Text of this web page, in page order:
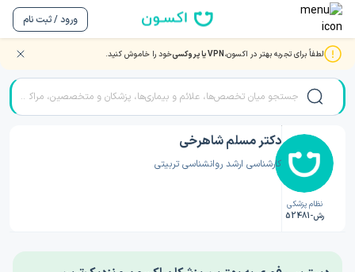
ورود / ثبت نام
لطفاً برای تجربه بهتر در اکسون،VPN یا پروکسی خود را خاموش کنید. صفحه اصلی/دکتر روانشناسی/دکتر مسلم شاهرخی
نظام پزشکی
رش-52481
دکتر مسلم شاهرخی
کارشناسی ارشد روانشناسی تربیتی